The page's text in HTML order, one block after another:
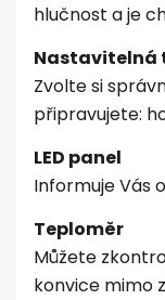
hlučnost a je
Nastavitelná
Zvolte si
připravujete:
LED panel
Informuje Vás
Teploměr
Můžete
konvice mimo